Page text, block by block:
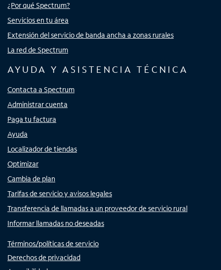
¿Por qué Spectrum?
Servicios en tu área
Extensión del servicio de banda ancha a zonas rurales
La red de Spectrum
AYUDA Y ASISTENCIA TÉCNICA
Contacta a Spectrum
Administrar cuenta
Paga tu factura
Ayuda
Localizador de tiendas
Optimizar
Cambia de plan
Tarifas de servicio y avisos legales
Transferencia de llamadas a un proveedor de servicio rural
Informar llamadas no deseadas
Términos/políticas de servicio
Derechos de privacidad